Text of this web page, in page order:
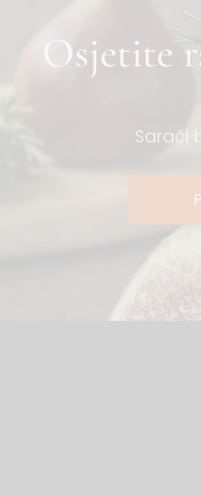
Osjetite
Sarači